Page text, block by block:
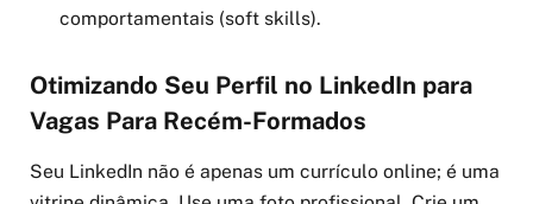
comportamentais (soft skills).
Otimizando Seu Perfil no LinkedIn para
Vagas Para Recém-Formados
Seu LinkedIn não é apenas um currículo online; é uma